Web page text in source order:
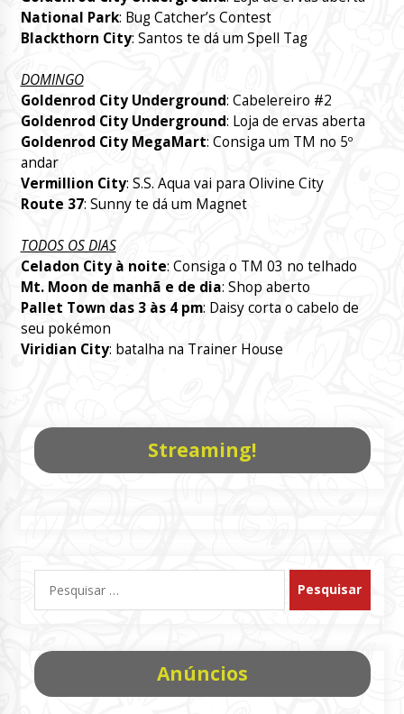
National Park: Bug Catcher’s Contest
Blackthorn City: Santos te dá um Spell Tag
DOMINGO
Goldenrod City Underground: Cabelereiro #2
Goldenrod City Underground: Loja de ervas aberta
Goldenrod City MegaMart: Consiga um TM no 5º
andar
Vermillion City: S.S. Aqua vai para Olivine City
Route 37: Sunny te dá um Magnet
TODOS OS DIAS
Celadon City à noite: Consiga o TM 03 no telhado
Mt. Moon de manhã e de dia: Shop aberto
Pallet Town das 3 às 4 pm: Daisy corta o cabelo de
seu pokémon
Viridian City: batalha na Trainer House
Streaming!
por:
Anúncios